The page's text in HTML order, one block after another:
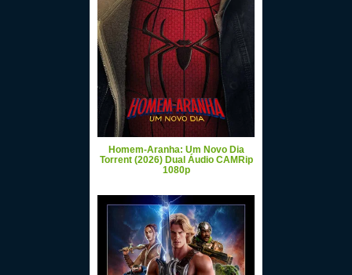
Homem-Aranha: Um Novo Dia
Torrent (2026) Dual Áudio CAMRip
1080p